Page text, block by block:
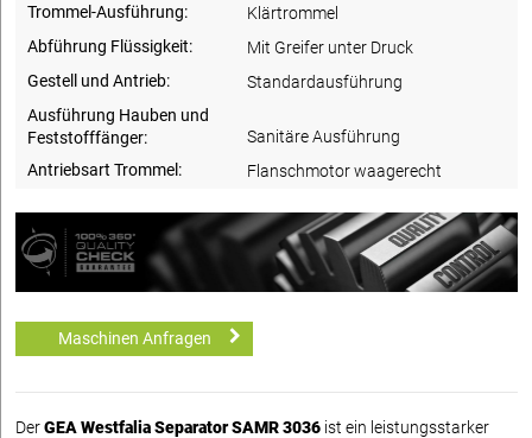
Trommel-Ausführung:
Klärtrommel
Abführung Flüssigkeit:
Mit Greifer unter Druck
Gestell und Antrieb:
Standardausführung
Ausführung Hauben und
Feststofffänger:
Sanitäre Ausführung
Antriebsart Trommel:
Flanschmotor waagerecht
Maschinen Anfragen
DerGEA Westfalia Separator SAMR 3036 ist ein leistungsstarker